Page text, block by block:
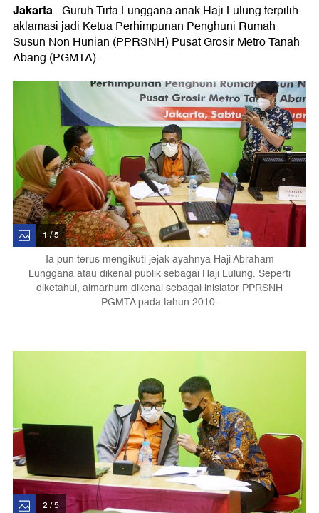
Jakarta- Guruh Tirta Lunggana anak Haji Lulung terpilih
aklamasi jadi Ketua Perhimpunan Penghuni Rumah
Susun Non Hunian (PPRSNH) Pusat Grosir Metro Tanah
Abang (PGMTA).
1 / 5
Ia pun terus mengikuti jejak ayahnya Haji Abraham
Lunggana atau dikenal publik sebagai Haji Lulung. Seperti
diketahui, almarhum dikenal sebagai inisiator PPRSNH
PGMTA pada tahun 2010.
2 / 5